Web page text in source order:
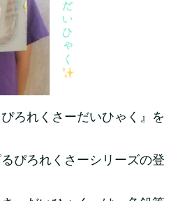
ろれくさーだいひゃく』を
ぴろれくさーシリーズの登